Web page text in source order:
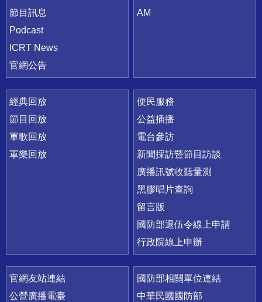
節目訊息
Podcast
ICRT News
官網公告
AM
經典回放
節目回放
軍歌回放
軍樂回放
便民服務
公益插播
電台參訪
新聞採訪暨節目訪談
廣播訊號收聽量測
黑膠唱片查詢
留言版
國防部退伍令線上申請
行政院線上申辦
官網友站連結
公營廣播電臺
國防部相關單位連結
中華民國國防部